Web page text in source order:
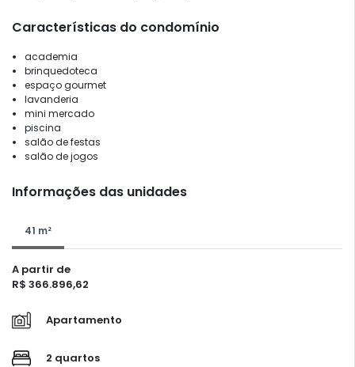
Características do condomínio
academia
brinquedoteca
espaço gourmet
lavanderia
mini mercado
piscina
salão de festas
salão de jogos
Informações das unidades
41 m²
A partir de
R$ 366.896,62
Apartamento
2 quartos